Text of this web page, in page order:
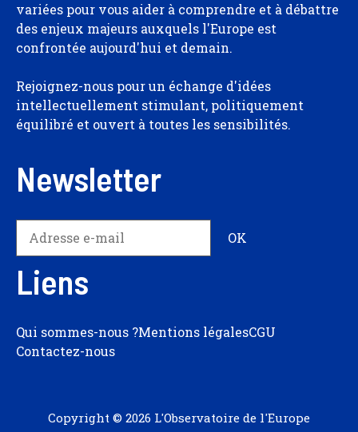
variées pour vous aider à comprendre et à débattre
des enjeux majeurs auxquels l'Europe est
confrontée aujourd'hui et demain.
Rejoignez-nous pour un échange d'idées
intellectuellement stimulant, politiquement
équilibré et ouvert à toutes les sensibilités.
Newsletter
Liens
Qui sommes-nous ?Mentions légalesCGU
Contactez-nous
Copyright © 2026 L'Observatoire de l'Europe